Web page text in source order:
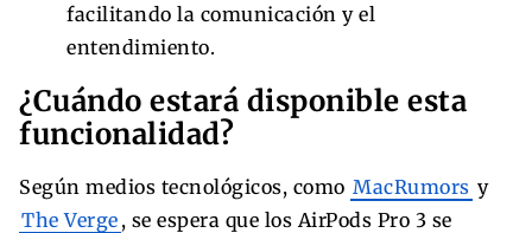
facilitando la comunicación y el
entendimiento.
¿Cuándo estará disponible esta
funcionalidad?
Según medios tecnológicos, como MacRumors y
The Verge , se espera que los AirPods Pro 3 se